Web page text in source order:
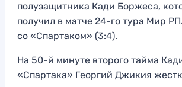
полузащитника Кади Боржеса,
получил в матче 24-го тура Мир
со «Спартаком» (3:4).
На 50-й минуте второго тайма
«Спартака» Георгий Джикия